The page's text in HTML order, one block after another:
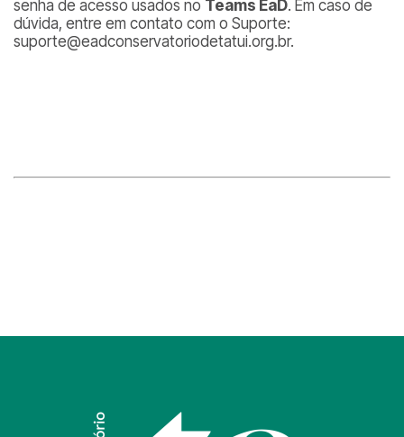
senha de acesso usados no Teams EaD. Em caso de
dúvida, entre em contato com o Suporte:
suporte@eadconservatoriodetatui.org.br.